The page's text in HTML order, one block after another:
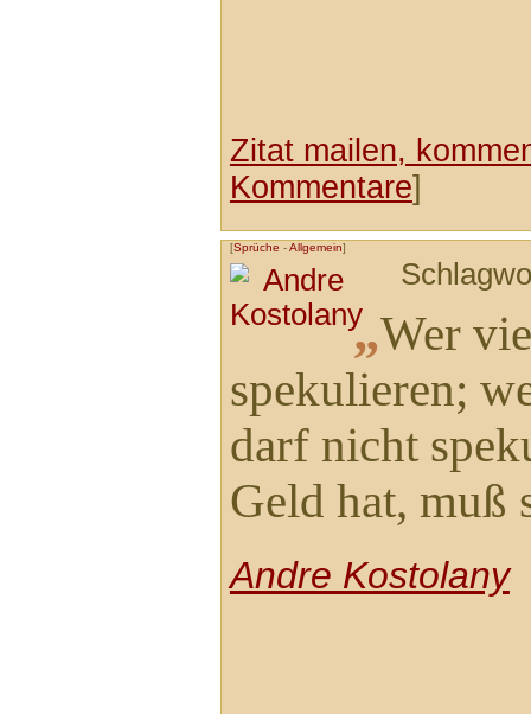
Zitat mailen,
Kommentare]
[Sprüche -Allgemein]
„Wer
spekulieren;
darf nicht
Geld hat, muß
Andre Kostolany